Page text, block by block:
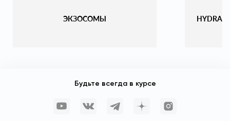
ЭКЗОСОМЫ
Будьте всегда в курсе